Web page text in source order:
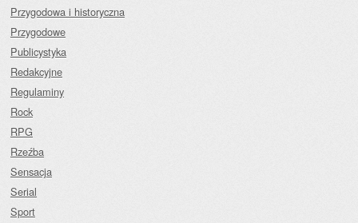
Przygodowa i historyczna
Przygodowe
Publicystyka
Redakcyjne
Regulaminy
Rock
RPG
Rzeźba
Sensacja
Serial
Sport